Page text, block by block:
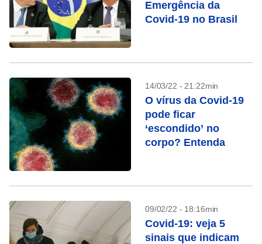
Emergência da
Covid-19 no Brasil
14/03/22 - 21:22min
O vírus da Covid-19
pode ficar
‘escondido’ no
corpo? Entenda
09/02/22 - 18:16min
Covid-19: veja 5
sinais que indicam